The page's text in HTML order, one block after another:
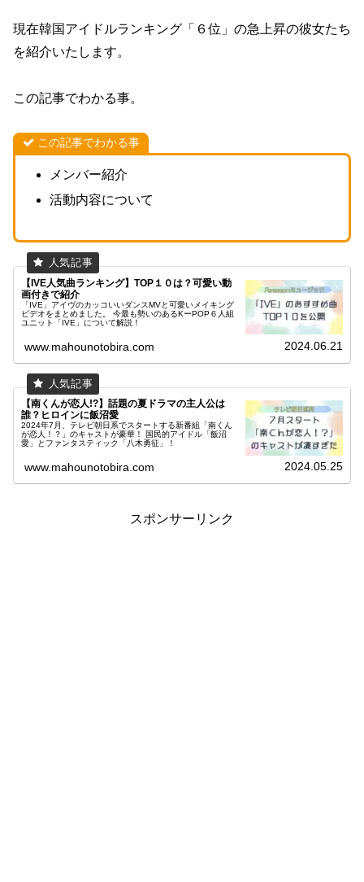
現在韓国アイドルランキング「６位」の急上昇の彼女たち
を紹介いたします。
この記事でわかる事。
この記事でわかる事
メンバー紹介
活動内容について
【IVE人気曲ランキング】TOP１０は？可愛い動
画付きで紹介
「IVE」アイヴのカッコいいダンスMVと可愛いメイキング
ビデオをまとめました。 今最も勢いのあるKーPOP６人組
ユニット「IVE」について解説！
www.mahounotobira.com 2024.06.21
【南くんが恋人!?】話題の夏ドラマの主人公は
誰？ヒロインに飯沼愛
2024年7月、テレビ朝日系でスタートする新番組「南くん
が恋人！？」のキャストが豪華！ 国民的アイドル「飯沼
愛」とファンタスティック「八木勇征」！
www.mahounotobira.com 2024.05.25
スポンサーリンク